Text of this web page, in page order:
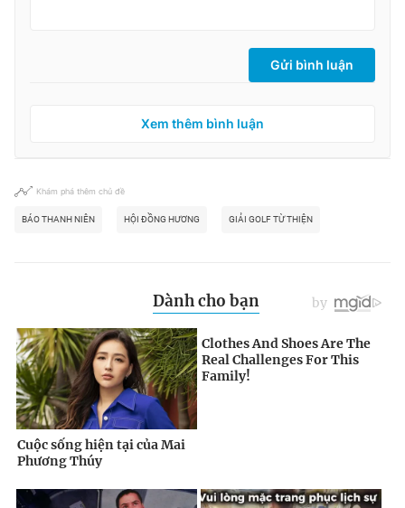
Gửi bình luận
Xem thêm bình luận
Khám phá thêm chủ đề
BÁO THANH NIÊN HỘI ĐỒNG HƯƠNG GIẢI GOLF TỪ THIỆN